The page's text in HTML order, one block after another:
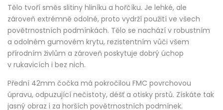
Tělo tvoří směs slitiny hliníku a hořčíku. Je lehké, ale
zároveň extrémně odolné, proto vydrží použití ve všech
povětrnostních podmínkách. Tělo se nachází v robustním
a odolném gumovém krytu, rezistentním vůči všem
přírodním živlům a zároveň poskytuje dobrý úchop
v rukavicích i bez nich.
Přední 42mm čočka má pokročilou FMC povrchovou
úpravu, odpuzující nečistoty, déšť a otisky prstů. Získáte tak
jasný obraz i za horších povětrnostních podmínek.